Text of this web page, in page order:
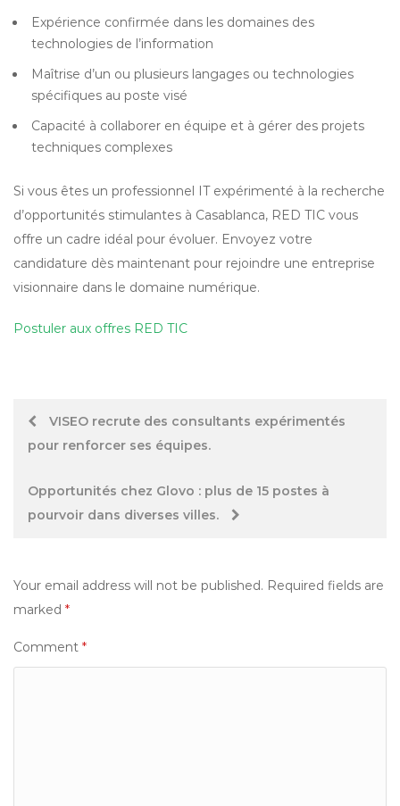
Expérience confirmée dans les domaines des
technologies de l’information
Maîtrise d’un ou plusieurs langages ou technologies
spécifiques au poste visé
Capacité à collaborer en équipe et à gérer des projets
techniques complexes
Si vous êtes un professionnel IT expérimenté à la recherche
d’opportunités stimulantes à Casablanca, RED TIC vous
offre un cadre idéal pour évoluer. Envoyez votre
candidature dès maintenant pour rejoindre une entreprise
visionnaire dans le domaine numérique.
Postuler aux offres RED TIC
PostVISEO recrute des consultants expérimentés
pour renforcer ses équipes.
Opportunités chez Glovo : plus de 15 postes à
pourvoir dans diverses villes.
Your email address will not be published. Required fields are
marked *
Comment *